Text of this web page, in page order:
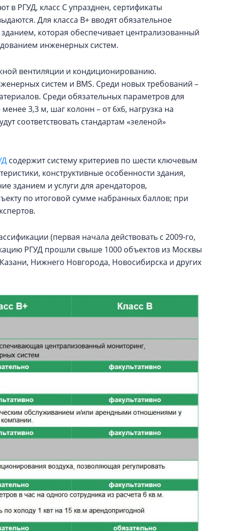
в РГУД, класс С упразднен, сертификаты
Для класса B+ вводят обязательное
которая обеспечивает централизованный
инженерных систем.
вентиляции и кондиционированию.
систем и BMS. Среди новых требований –
Среди обязательных параметров для
3,3 м, шаг колонн – от 6х6, нагрузка на
соответствовать стандартам «зеленой»
содержит систему критериев по шести ключевым
конструктивные особенности здания,
зданием и услуги для арендаторов,
по итоговой сумме набранных баллов; при
(первая начала действовать с 2009-го,
РГУД прошли свыше 1000 объектов из Москвы
Нижнего Новгорода, Новосибирска и других
один центр совмещенного
образования
В Красногвардейском районе